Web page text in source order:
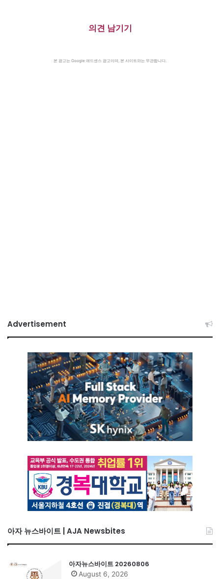
의견 남기기
본 광고는 Google 애드센스 광고이며, 본 사이트와는 무관합니다.
Advertisement
아자 뉴스바이트 | AJA Newsbites
아자뉴스바이트 20260806
August 6, 2026